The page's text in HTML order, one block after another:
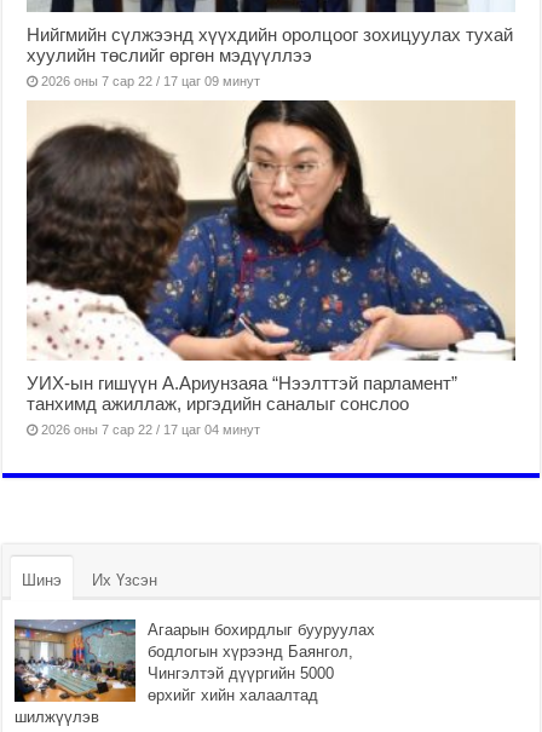
Нийгмийн сүлжээнд хүүхдийн оролцоог зохицуулах тухай
хуулийн төслийг өргөн мэдүүллээ
2026 оны 7 сар 22 / 17 цаг 09 минут
УИХ-ын гишүүн А.Ариунзаяа “Нээлттэй парламент”
танхимд ажиллаж, иргэдийн саналыг сонслоо
2026 оны 7 сар 22 / 17 цаг 04 минут
Шинэ Их Үзсэн
Агаарын бохирдлыг бууруулах
бодлогын хүрээнд Баянгол,
Чингэлтэй дүүргийн 5000
өрхийг хийн халаалтад
шилжүүлэв